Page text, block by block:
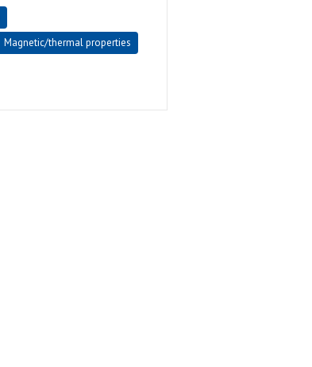
Magnetic/thermal properties